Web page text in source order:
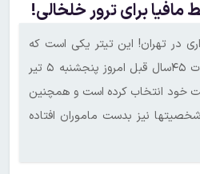
برای ترور خلخالی!
در تهران! این تیتر یکی است که
روزنامه ۲۰ صفحه ای اطلاعات ۴۵سال قبل امروز پنجشنبه ۵ تیر
نخست خود انتخاب کرده است و همچنین
نیز بدست ماموران افتاده